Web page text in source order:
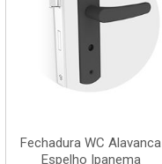
Fechadura WC Alavanca
Espelho Ipanema